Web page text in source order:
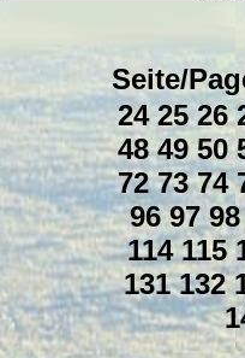
Seite/
242526
4849 50
727374
9697
114115
131132